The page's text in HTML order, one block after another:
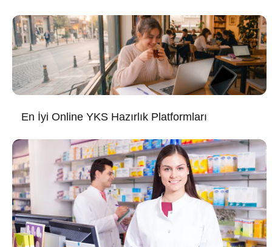
En İyi Online YKS Hazırlık Platformları